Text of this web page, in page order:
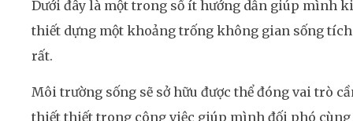
Dưới đây là một trong số ít hướng dẫn giúp mình
thiết dựng một khoảng trống không gian sống tích
rất.
Môi trường sống sẽ sở hữu được thể đóng vai trò
thiết thiết trong công việc giúp mình đối phó cùng